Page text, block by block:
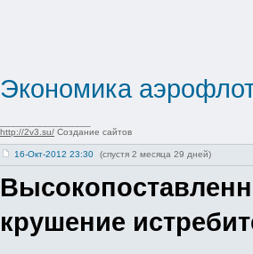
Экономика
http://2v3.su/ Создание сайтов
16-Окт-2012 23:30 (спустя 2 месяца 29 дней)
крушение